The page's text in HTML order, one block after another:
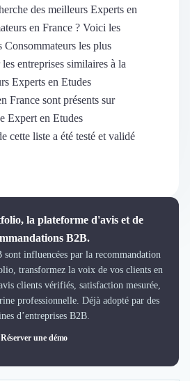
(RSE)
des meilleurs Experts en
en France ? Voici les
Consommateurs les plus
entreprises similaires à la
Experts en Etudes
France sont présents sur
Expert en Etudes
cette liste a été testé et validé
la plateforme d'avis et de
B2B.
sont influencées par la recommandation
transformez la voix de vos clients en
clients vérifiés, satisfaction mesurée,
professionnelle. Déjà adopté par des
d’entreprises B2B.
Réserver une démo